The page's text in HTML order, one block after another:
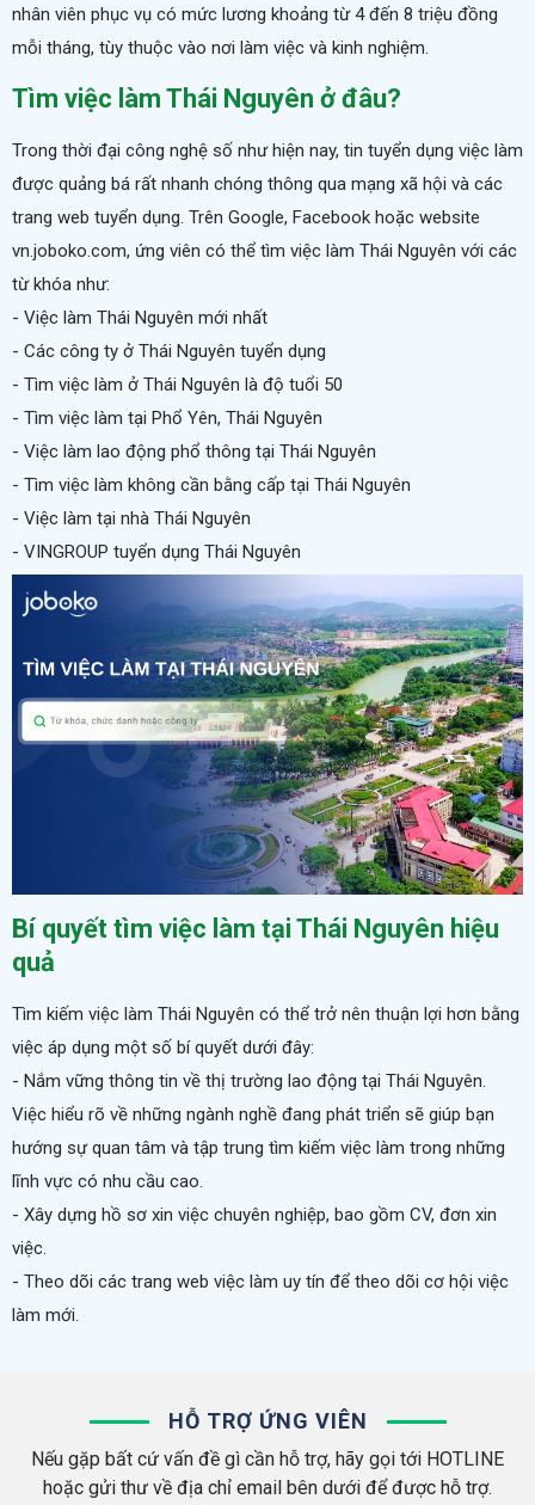
nhân viên phục vụ có mức lương khoảng từ 4 đến 8 triệu đồng
mỗi tháng, tùy thuộc vào nơi làm việc và kinh nghiệm.
Tìm việc làm Thái Nguyên ở đâu?
Trong thời đại công nghệ số như hiện nay, tin tuyển dụng việc làm
được quảng bá rất nhanh chóng thông qua mạng xã hội và các
trang web tuyển dụng. Trên Google, Facebook hoặc website
vn.joboko.com, ứng viên có thể tìm việc làm Thái Nguyên với các
từ khóa như:
- Việc làm Thái Nguyên mới nhất
- Các công ty ở Thái Nguyên tuyển dụng
- Tìm việc làm ở Thái Nguyên là độ tuổi 50
- Tìm việc làm tại Phổ Yên, Thái Nguyên
- Việc làm lao động phổ thông tại Thái Nguyên
- Tìm việc làm không cần bằng cấp tại Thái Nguyên
- Việc làm tại nhà Thái Nguyên
- VINGROUP tuyển dụng Thái Nguyên
Bí quyết tìm việc làm tại Thái Nguyên hiệu
quả
Tìm kiếm việc làm Thái Nguyên có thể trở nên thuận lợi hơn bằng
việc áp dụng một số bí quyết dưới đây:
- Nắm vững thông tin về thị trường lao động tại Thái Nguyên.
Việc hiểu rõ về những ngành nghề đang phát triển sẽ giúp bạn
hướng sự quan tâm và tập trung tìm kiếm việc làm trong những
lĩnh vực có nhu cầu cao.
- Xây dựng hồ sơ xin việc chuyên nghiệp, bao gồm CV, đơn xin
việc.
- Theo dõi các trang web việc làm uy tín để theo dõi cơ hội việc
làm mới.
HỖ TRỢ ỨNG VIÊN
Nếu gặp bất cứ vấn đề gì cần hỗ trợ, hãy gọi tới HOTLINE
hoặc gửi thư về địa chỉ email bên dưới để được hỗ trợ.